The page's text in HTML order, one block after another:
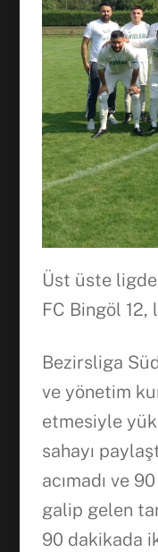
Üst üste
FC Bingöl 12,
Bezirsliga
ve yönetim
etmesiyle
sahayı
acımadı ve
galip gelen
90 dakikada